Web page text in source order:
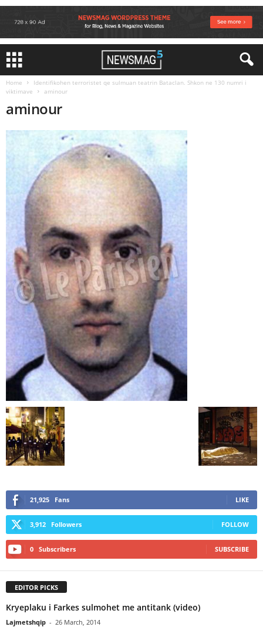
Home
Identifikohen terroristet qe sulmuan teatrin Bataclan. Shkon ne 130 numri i
viktimave
aminour
aminour
21,925 Fans LIKE
3,912 Followers FOLLOW
0 Subscribers SUBSCRIBE
EDITOR PICKS
Kryeplaku i Farkes sulmohet me antitank (video)
Lajmetshqip - 26 March, 2014